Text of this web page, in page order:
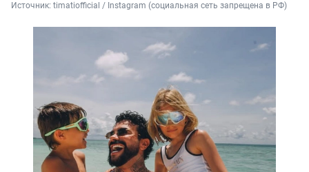
Источник: timatiofficial / Instagram (социальная сеть запрещена в РФ)